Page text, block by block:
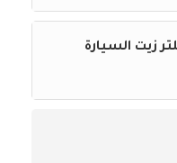
زيت السيارة